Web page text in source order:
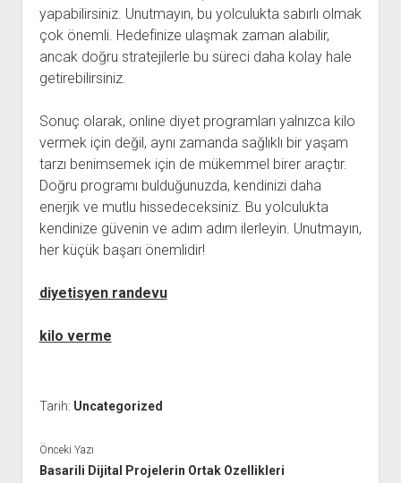
yapabilirsiniz. Unutmayın, bu yolculukta sabırlı olmak
çok önemli. Hedefinize ulaşmak zaman alabilir,
ancak doğru stratejilerle bu süreci daha kolay hale
getirebilirsiniz.
Sonuç olarak, online diyet programları yalnızca kilo
vermek için değil, aynı zamanda sağlıklı bir yaşam
tarzı benimsemek için de mükemmel birer araçtır.
Doğru programı bulduğunuzda, kendinizi daha
enerjik ve mutlu hissedeceksiniz. Bu yolculukta
kendinize güvenin ve adım adım ilerleyin. Unutmayın,
her küçük başarı önemlidir!
diyetisyen randevu
kilo verme
Tarih: Uncategorized
Önceki Yazı
Basarili Dijital Projelerin Ortak Ozellikleri